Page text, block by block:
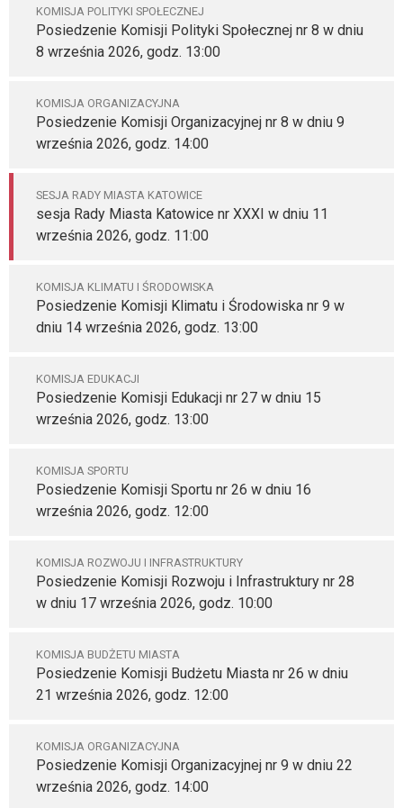
KOMISJA POLITYKI SPOŁECZNEJ
Posiedzenie Komisji Polityki Społecznej nr 8 w dniu
8 września 2026, godz. 13:00
KOMISJA ORGANIZACYJNA
Posiedzenie Komisji Organizacyjnej nr 8 w dniu 9
września 2026, godz. 14:00
SESJA RADY MIASTA KATOWICE
sesja Rady Miasta Katowice nr XXXI w dniu 11
września 2026, godz. 11:00
KOMISJA KLIMATU I ŚRODOWISKA
Posiedzenie Komisji Klimatu i Środowiska nr 9 w
dniu 14 września 2026, godz. 13:00
KOMISJA EDUKACJI
Posiedzenie Komisji Edukacji nr 27 w dniu 15
września 2026, godz. 13:00
KOMISJA SPORTU
Posiedzenie Komisji Sportu nr 26 w dniu 16
września 2026, godz. 12:00
KOMISJA ROZWOJU I INFRASTRUKTURY
Posiedzenie Komisji Rozwoju i Infrastruktury nr 28
w dniu 17 września 2026, godz. 10:00
KOMISJA BUDŻETU MIASTA
Posiedzenie Komisji Budżetu Miasta nr 26 w dniu
21 września 2026, godz. 12:00
KOMISJA ORGANIZACYJNA
Posiedzenie Komisji Organizacyjnej nr 9 w dniu 22
września 2026, godz. 14:00